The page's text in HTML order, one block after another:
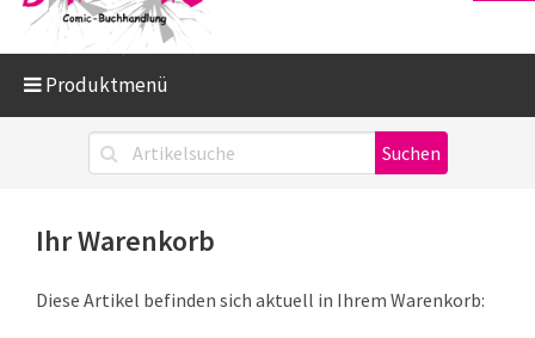
Produktmenü
Ihr Warenkorb
Diese Artikel befinden sich aktuell in Ihrem Warenkorb: